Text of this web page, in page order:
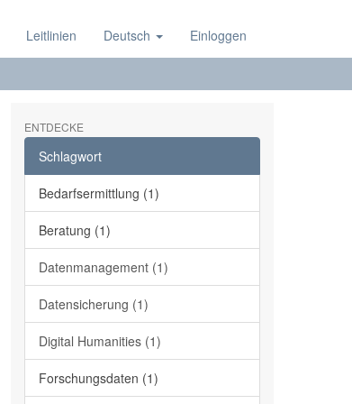
Leitlinien Deutsch Einloggen
ENTDECKE
Schlagwort
Bedarfsermittlung (1)
Beratung (1)
Datenmanagement (1)
Datensicherung (1)
Digital Humanities (1)
Forschungsdaten (1)